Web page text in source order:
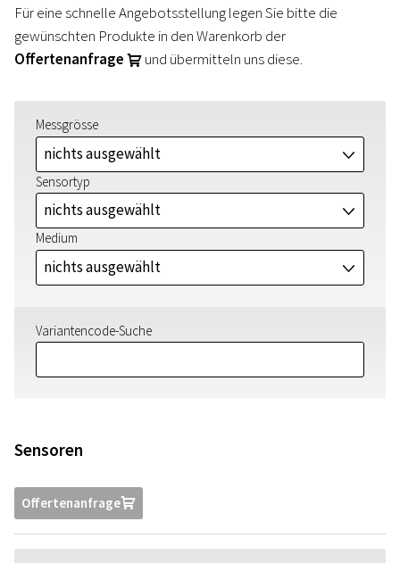
Für eine schnelle Angebotsstellung legen Sie bitte die
gewünschten Produkte in den Warenkorb der
Offertenanfrage U und übermitteln uns diese.
Messgrösse
nichts ausgewählt J
Sensortyp
nichts ausgewählt J
Medium
nichts ausgewählt J
Variantencode-Suche
Sensoren
OffertenanfrageU